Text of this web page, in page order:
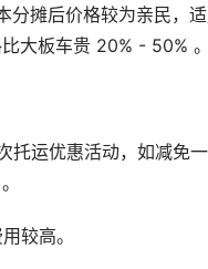
分摊后价格较为亲民，
大板车贵 20% - 50%
托运优惠活动，如减免
较高。